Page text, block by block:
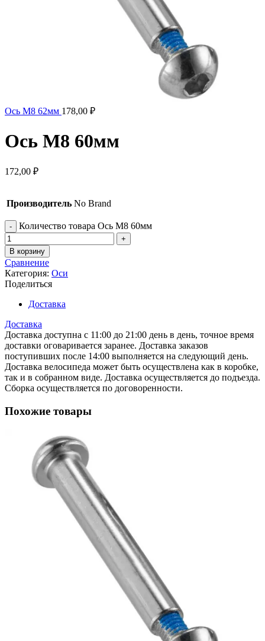
Ось M8 62мм 178,00 ₽
Ось M8 60мм
172,00 ₽
Производитель No Brand
Количество товара Ось M8 60мм
В корзину
Сравнение
Категория: Оси
Поделиться
Доставка
Доставка
Доставка доступна с 11:00 до 21:00 день в день, точное время
доставки оговаривается заранее. Доставка заказов
поступивших после 14:00 выполняется на следующий день.
Доставка велосипеда может быть осуществлена как в коробке,
так и в собранном виде. Доставка осуществляется до подъезда.
Сборка осуществляется по договоренности.
Похожие товары